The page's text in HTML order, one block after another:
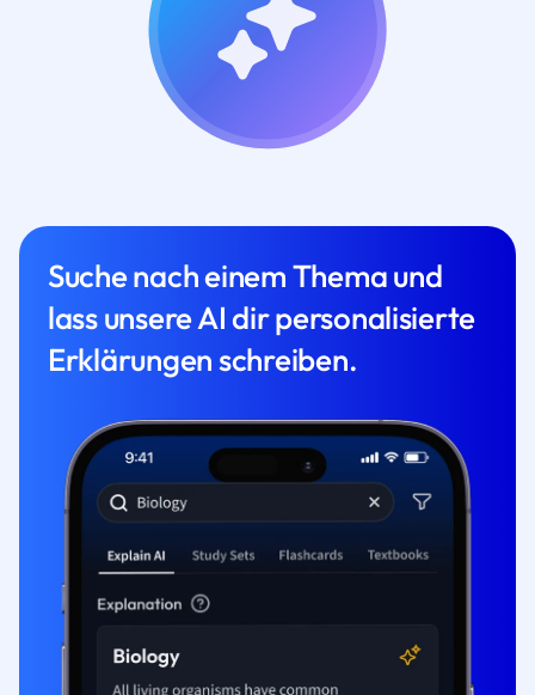
Suche nach einem Thema und
lass unsere AI dir personalisierte
Erklärungen schreiben.